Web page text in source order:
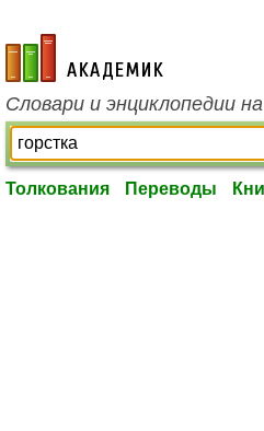
academic.ru
Словари и энциклопедии
Толкования Переводы